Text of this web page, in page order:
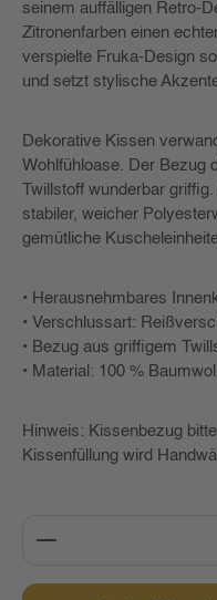
seinem auffälligen Retro-
Zitronenfarben einen
verspielte Fruka-Design
und setzt stylische
Dekorative Kissen
Wohlfühloase. Der Bezug
Twillstoff wunderbar
stabiler, weicher
gemütliche
• Herausnehmbares
• Verschlussart:
• Bezug aus griffigem
• Material: 100 %
Hinweis: Kissenbezug
Kissenfüllung wird
Produkt Anzahl: Gib